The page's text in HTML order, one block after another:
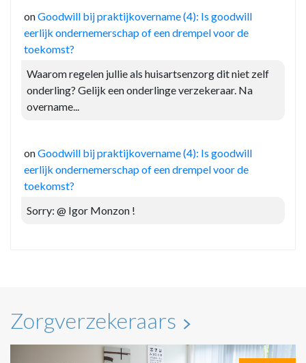
onGoodwill bij praktijkovername (4): Is goodwill
eerlijk ondernemerschap of een drempel voor de
toekomst?
Waarom regelen jullie als huisartsenzorg dit niet zelf
onderling? Gelijk een onderlinge verzekeraar. Na
overname...
onGoodwill bij praktijkovername (4): Is goodwill
eerlijk ondernemerschap of een drempel voor de
toekomst?
Sorry: @ Igor Monzon !
Zorgverzekeraars